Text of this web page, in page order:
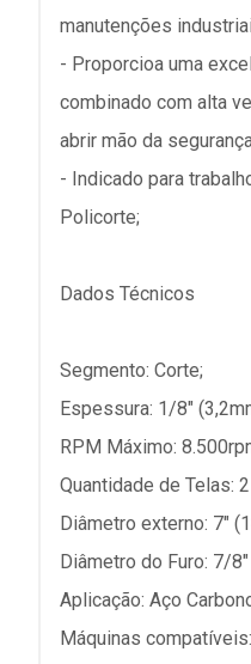
manutenções
- Proporcioa uma
combinado com alta
abrir mão da
- Indicado para
Policorte;
Dados Técnicos
Segmento: Corte;
Espessura: 1/8"
RPM Máximo:
Quantidade de Telas:
Diâmetro externo: 7"
Diâmetro do Furo: 7/
Aplicação: Aço
Máquinas